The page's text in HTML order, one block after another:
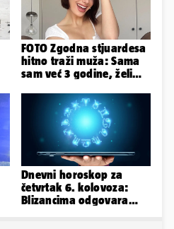
FOTO Zgodna stjuardesa
hitno traži muža: Sama
sam već 3 godine, želim
Dnevni horoskop za
četvrtak 6. kolovoza:
Blizancima odgovara